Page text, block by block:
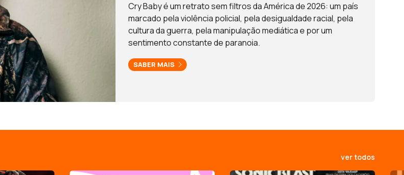
Cry Baby é um retrato sem filtros da América de 2026: um país
marcado pela violência policial, pela desigualdade racial, pela
cultura da guerra, pela manipulação mediática e por um
sentimento constante de paranoia.
SABER MAIS
ver todos